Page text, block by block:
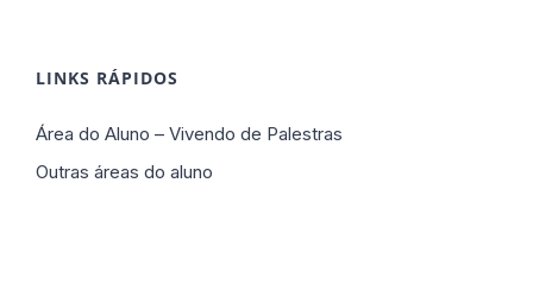
LINKS RÁPIDOS
Área do Aluno – Vivendo de Palestras
Outras áreas do aluno